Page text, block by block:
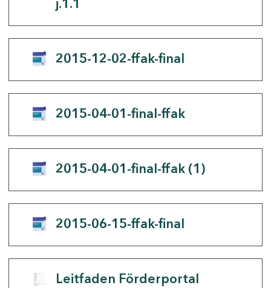
j.1.1
2015-12-02-ffak-final
2015-04-01-final-ffak
2015-04-01-final-ffak (1)
2015-06-15-ffak-final
Leitfaden Förderportal